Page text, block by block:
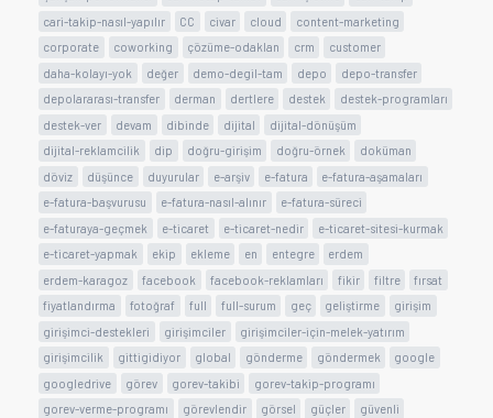
cari-takip-nasıl-yapılır
CC civar cloud
content-marketing
corporate
coworking çözüme-odaklan crm
customer
daha-kolayı-yok
değer demo-degil-tam depo
depo-transfer
depolararası-transfer
derman dertlere destek
destek-programları
destek-ver
devam dibinde dijital
dijital-dönüşüm
dijital-reklamcilik
dip doğru-girişim doğru-örnek
doküman
döviz
düşünce duyurular e-arşiv e-fatura
e-fatura-aşamaları
e-fatura-başvurusu
e-fatura-nasıl-alınır
e-fatura-süreci
e-faturaya-geçmek
e-ticaret e-ticaret-nedir
e-ticaret-sitesi-kurmak
e-ticaret-yapmak
ekip ekleme en entegre
erdem
erdem-karagoz
facebook facebook-reklamları fikir filtre
fırsat
fiyatlandırma
fotoğraf full full-surum geç geliştirme
girişim
girişimci-destekleri
girişimciler
girişimciler-için-melek-yatırım
girişimcilik
gittigidiyor global gönderme göndermek
google
googledrive
görev gorev-takibi
gorev-takip-programı
gorev-verme-programı
görevlendir görsel güçler
güvenli